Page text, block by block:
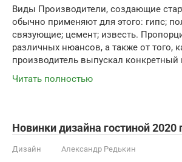
Виды Производители, создающие
обычно применяют для этого: гипс;
связующие; цемент; известь.
различных нюансов, а также от того,
производитель выпускал
Читать полностью
Новинки дизайна гостиной 2020
Дизайн Александр Редькин